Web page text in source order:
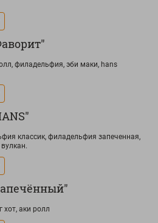
филадельфия, эби маки, hans
классик, филадельфия запеченная,
хот, аки ролл